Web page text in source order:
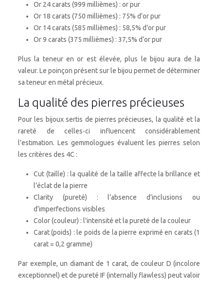
Or 24 carats (999 millièmes) : or pur
Or 18 carats (750 millièmes) : 75% d’or pur
Or 14 carats (585 millièmes) : 58,5% d’or pur
Or 9 carats (375 millièmes) : 37,5% d’or pur
Plus la teneur en or est élevée, plus le bijou aura de la
valeur. Le poinçon présent sur le bijou permet de déterminer
sa teneur en métal précieux.
La qualité des pierres précieuses
Pour les bijoux sertis de pierres précieuses, la qualité et la
rareté de celles-ci influencent considérablement
l’estimation. Les gemmologues évaluent les pierres selon
les critères des 4C :
Cut (taille) : la qualité de la taille affecte la brillance et
l’éclat de la pierre
Clarity (pureté) : l’absence d’inclusions ou
d’imperfections visibles
Color (couleur) : l’intensité et la pureté de la couleur
Carat (poids) : le poids de la pierre exprimé en carats (1
carat = 0,2 gramme)
Par exemple, un diamant de 1 carat, de couleur D (incolore
exceptionnel) et de pureté IF (internally flawless) peut valoir